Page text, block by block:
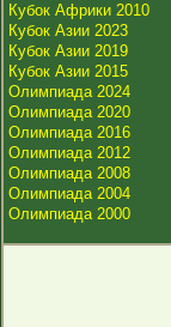
Кубок Африки 2010
Кубок Азии 2023
Кубок Азии 2019
Кубок Азии 2015
Олимпиада 2024
Олимпиада 2020
Олимпиада 2016
Олимпиада 2012
Олимпиада 2008
Олимпиада 2004
Олимпиада 2000